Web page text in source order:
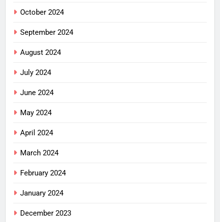
October 2024
September 2024
August 2024
July 2024
June 2024
May 2024
April 2024
March 2024
February 2024
January 2024
December 2023